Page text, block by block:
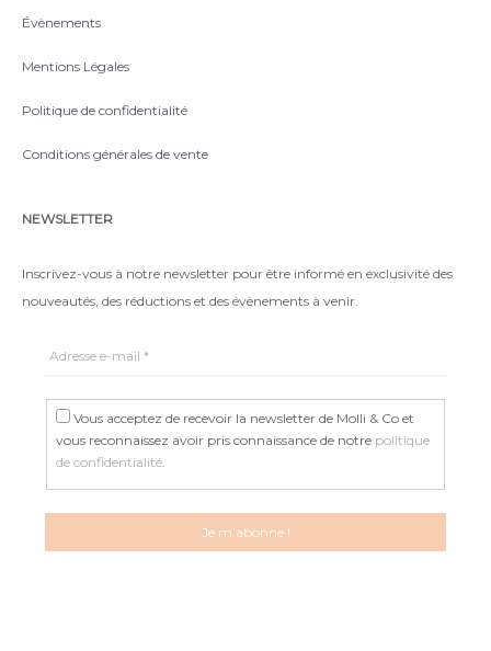
Évènements
Mentions Légales
Politique de confidentialité
Conditions générales de vente
NEWSLETTER
Inscrivez-vous à notre newsletter pour être informé en exclusivité des
nouveautés, des réductions et des évènements à venir.
Vous acceptez de recevoir la newsletter de Molli & Co et
vous reconnaissez avoir pris connaissance de notre politique
de confidentialité.